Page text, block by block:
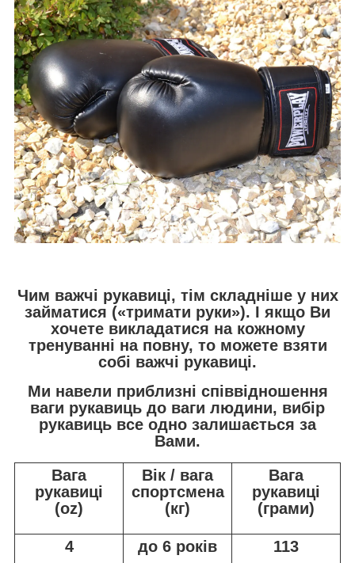
Чим важчі рукавиці, тім складніше у них
займатися («тримати руки»). І якщо Ви
хочете викладатися на кожному
тренуванні на повну, то можете взяти
собі важчі рукавиці.
Ми навели приблизні співвідношення
ваги рукавиць до ваги людини, вибір
рукавиць все одно залишається за
Вами.
Вага
рукавиці
(oz)
Вік / вага
спортсмена
(кг)
Вага
рукавиці
(грами)
4 до 6 років 113